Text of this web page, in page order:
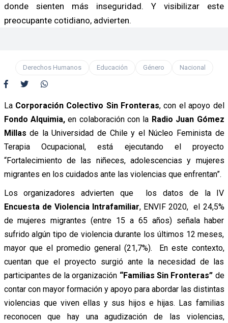
donde sienten más inseguridad. Y visibilizar este
preocupante cotidiano, advierten.
Derechos Humanos Educación Género Nacional
La Corporación Colectivo Sin Fronteras, con el apoyo del
Fondo Alquimia,en colaboración con la Radio Juan Gómez
Millas de la Universidad de Chile y el Núcleo Feminista de
Terapia Ocupacional, está ejecutando el proyecto
“Fortalecimiento de las niñeces, adolescencias y mujeres
migrantes en los cuidados ante las violencias que enfrentan”.
Los organizadores advierten que los datos de la IV
Encuesta de Violencia Intrafamiliar, ENVIF 2020, el 24,5%
de mujeres migrantes (entre 15 a 65 años) señala haber
sufrido algún tipo de violencia durante los últimos 12 meses,
mayor que el promedio general (21,7%). En este contexto,
cuentan que el proyecto surgió ante la necesidad de las
participantes de la organización “Familias Sin Fronteras” de
contar con mayor formación y apoyo para abordar las distintas
violencias que viven ellas y sus hijos e hijas. Las familias
reconocen que hay una agudización de las violencias,